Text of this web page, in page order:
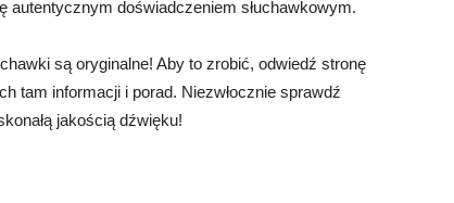
doświadczeniem słuchawkowym.
są oryginalne! Aby to zrobić, odwiedź stronę
tam informacji i porad. Niezwłocznie sprawdź
jakością dźwięku!